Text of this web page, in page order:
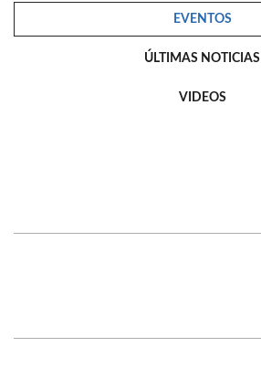
EVENTOS
ÚLTIMAS NOTICIAS
VIDEOS